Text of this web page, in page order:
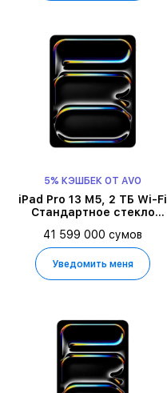
5% КЭШБЕК ОТ AVO
iPad Pro 13 M5, 2 ТБ Wi-Fi
Стандартное стекло
41 599 000 сумов
Уведомить меня